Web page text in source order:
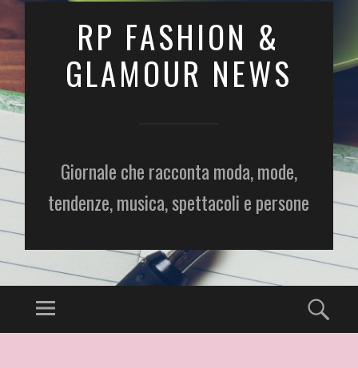
RP FASHION &
GLAMOUR NEWS
Giornale che racconta moda, mode,
tendenze, musica, spettacoli e persone